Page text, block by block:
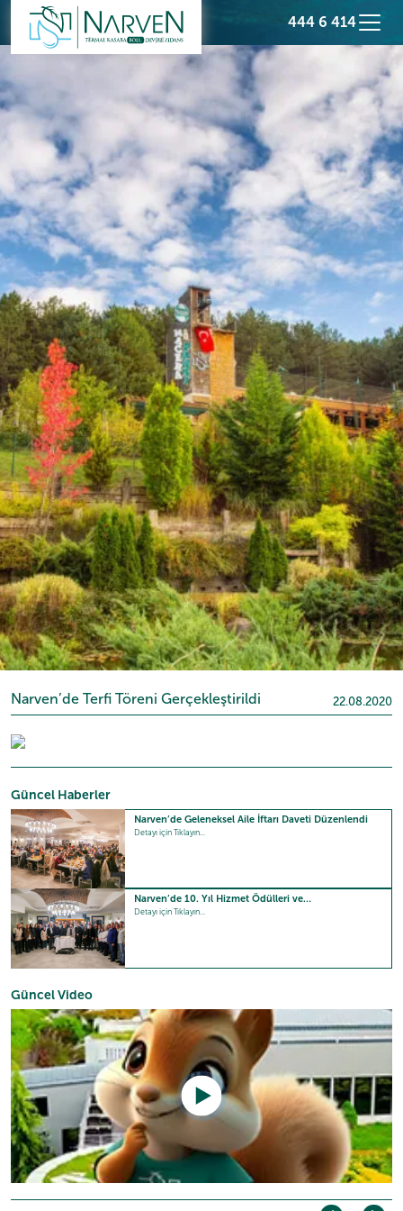
444 6 414
Güncel Haberler
Narven’de Geleneksel Aile İftarı Daveti Düzenlendi
Detayı için Tıklayın...
Narven’de 10. Yıl Hizmet Ödülleri ve…
Detayı için Tıklayın...
Güncel Video
Narven’de Terfi Töreni Gerçekleştirildi 22.08.2020